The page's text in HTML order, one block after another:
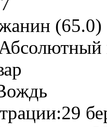
(65.0)
29